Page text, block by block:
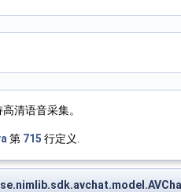
清语音采集。
第 715 行定义.